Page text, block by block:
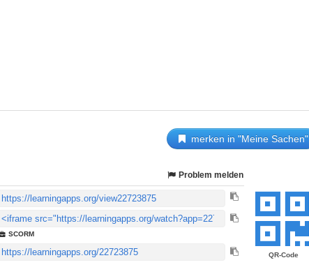
merken in "Meine Sachen"
QR-Code
Problem melden
SCORM